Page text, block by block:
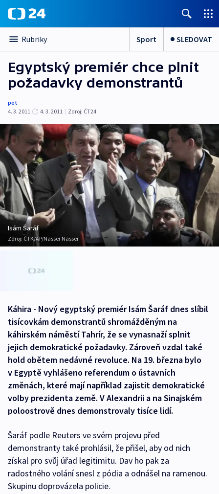
Rubriky Sport SLEDOVAT
Egyptský premiér chce plnit
požadavky demonstrantů
pet
4. 3. 2011
4. 3. 2011 | Zdroj: ČT24
Isám Šaráf
Zdroj: ČTK/AP/Nasser Nasser
Káhira - Nový egyptský premiér Isám Šaráf dnes slíbil
tisícovkám demonstrantů shromážděným na
káhirském náměstí Tahrír, že se vynasnaží splnit
jejich demokratické požadavky. Zároveň vzdal také
hold obětem nedávné revoluce. Na 19. března bylo
v Egyptě vyhlášeno referendum o ústavních
změnách, které mají například zajistit demokratické
volby prezidenta země. V Alexandrii a na Sinajském
poloostrově dnes demonstrovaly tisíce lidí.
Šaráf podle Reuters ve svém projevu před
demonstranty také prohlásil, že přišel, aby od nich
získal pro svůj úřad legitimitu. Dav ho pak za
radostného volání snesl z pódia a odnášel na ramenou.
Skupinu doprovázela policie.